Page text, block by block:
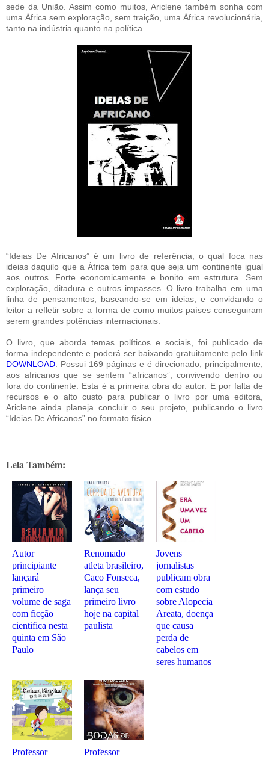
sede da União. Assim como muitos, Ariclene também sonha com
uma África sem exploração, sem traição, uma África revolucionária,
tanto na indústria quanto na política.
“Ideias De Africanos” é um livro de referência, o qual foca nas
ideias daquilo que a África tem para que seja um continente igual
aos outros. Forte economicamente e bonito em estrutura. Sem
exploração, ditadura e outros impasses. O livro trabalha em uma
linha de pensamentos, baseando-se em ideias, e convidando o
leitor a refletir sobre a forma de como muitos países conseguiram
serem grandes potências internacionais.
O livro, que aborda temas políticos e sociais, foi publicado de
forma independente e poderá ser baixando gratuitamente pelo link
DOWNLOAD . Possui 169 páginas e é direcionado, principalmente,
aos africanos que se sentem “africanos”, convivendo dentro ou
fora do continente. Esta é a primeira obra do autor. E por falta de
recursos e o alto custo para publicar o livro por uma editora,
Ariclene ainda planeja concluir o seu projeto, publicando o livro
“Ideias De Africanos” no formato físico.
Leia Também:
Autor
principiante
lançará
primeiro
volume de saga
com ficção
cientifica nesta
quinta em São
Paulo
Renomado
atleta brasileiro,
Caco Fonseca,
lança seu
primeiro livro
hoje na capital
paulista
Jovens
jornalistas
publicam obra
com estudo
sobre Alopecia
Areata, doença
que causa
perda de
cabelos em
seres humanos
Professor Professor